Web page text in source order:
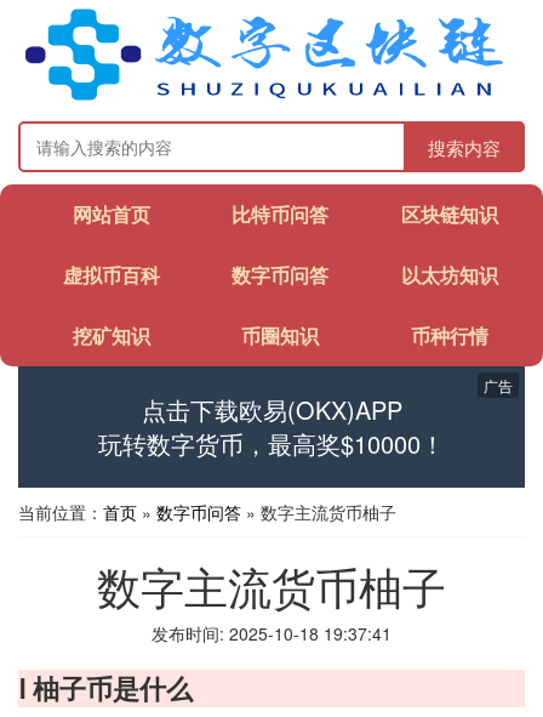
搜索内容
网站首页 比特币问答 区块链知识
虚拟币百科 数字币问答 以太坊知识
挖矿知识 币圈知识 币种行情
点击下载欧易(OKX)APP
玩转数字货币，最高奖$10000！
广告
当前位置： 首页 » 数字币问答 » 数字主流货币柚子
数字主流货币柚子
发布时间: 2025-10-18 19:37:41
Ⅰ 柚子币是什么